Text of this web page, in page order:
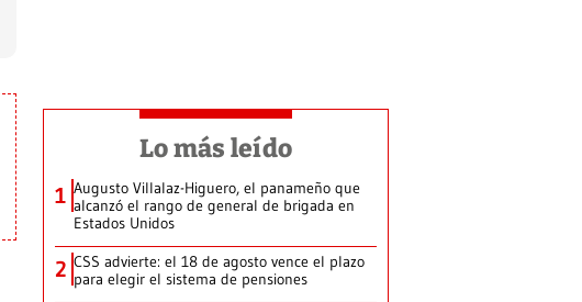
Lo más leído
1 Augusto Villalaz-Higuero, el panameño que
alcanzó el rango de general de brigada en
Estados Unidos
2 CSS advierte: el 18 de agosto vence el plazo
para elegir el sistema de pensiones